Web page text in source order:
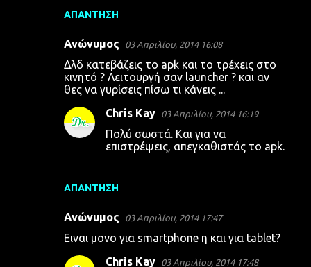
ΑΠΆΝΤΗΣΗ
Ανώνυμος 03 Απριλίου, 2014 16:08
Δλδ κατεβάζεις το apk και το τρέχεις στο
κινητό ? Λειτουργή σαν launcher ? και αν
θες να γυρίσεις πίσω τι κάνεις ...
ΑΠΆΝΤΗΣΗ
Chris Kay 03 Απριλίου, 2014 16:19
Πολύ σωστά. Και για να
επιστρέψεις, απεγκαθιστάς το apk.
Ανώνυμος 03 Απριλίου, 2014 17:47
Ειναι μονο για smartphone η και για tablet?
Chris Kay 03 Απριλίου, 2014 17:48